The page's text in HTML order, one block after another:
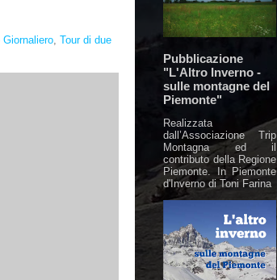
Giornaliero, Tour di due
Pubblicazione
"L'Altro Inverno -
sulle montagne del
Piemonte"
Realizzata
dall’Associazione Trip
Montagna ed il
contributo della Regione
Piemonte. In Piemonte
d'Inverno di Toni Farina